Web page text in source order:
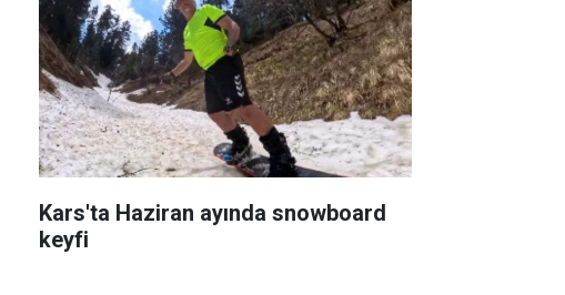
Kars'ta Haziran ayında snowboard
keyfi